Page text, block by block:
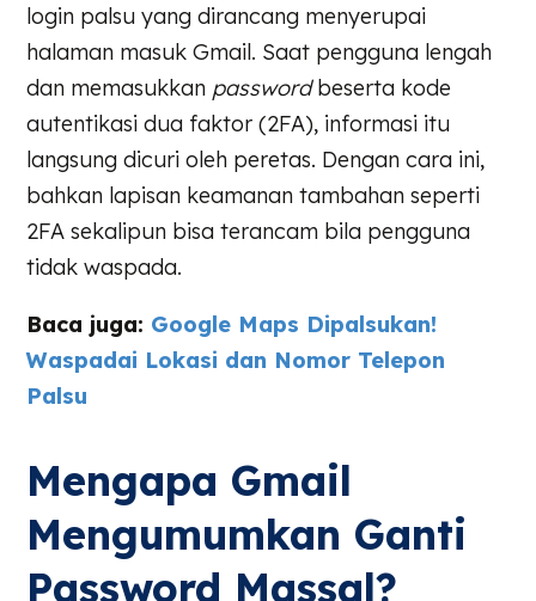
login palsu yang dirancang menyerupai
halaman masuk Gmail. Saat pengguna lengah
dan memasukkan passwordbeserta kode
autentikasi dua faktor (2FA), informasi itu
langsung dicuri oleh peretas. Dengan cara ini,
bahkan lapisan keamanan tambahan seperti
2FA sekalipun bisa terancam bila pengguna
tidak waspada.
Baca juga: Google Maps Dipalsukan!
Waspadai Lokasi dan Nomor Telepon
Palsu
Mengapa Gmail
Mengumumkan Ganti
Password Massal?